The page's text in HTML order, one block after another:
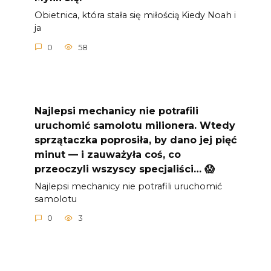
Obietnica, która stała się miłością Kiedy Noah i
ja
0 58
Najlepsi mechanicy nie potrafili
uruchomić samolotu milionera. Wtedy
sprzątaczka poprosiła, by dano jej pięć
minut — i zauważyła coś, co
przeoczyli wszyscy specjaliści… 😱
Najlepsi mechanicy nie potrafili uruchomić
samolotu
0 3